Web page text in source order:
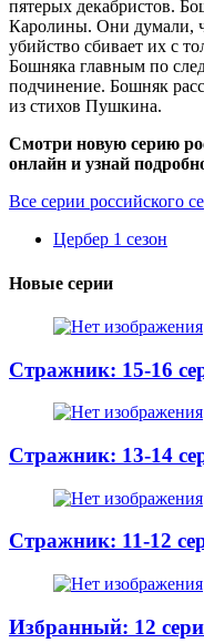
пятерых декабристов.
Каролины. Они думали,
убийство сбивает их с
Бошняка главным по
подчинение. Бошняк
из стихов Пушкина.
Смотри новую серию
онлайн и узнай
Все серии российского
Цербер 1 сезон
Новые серии
Стражник: 15-16
Стражник: 13-14
Стражник: 11-12
Избранный: 12